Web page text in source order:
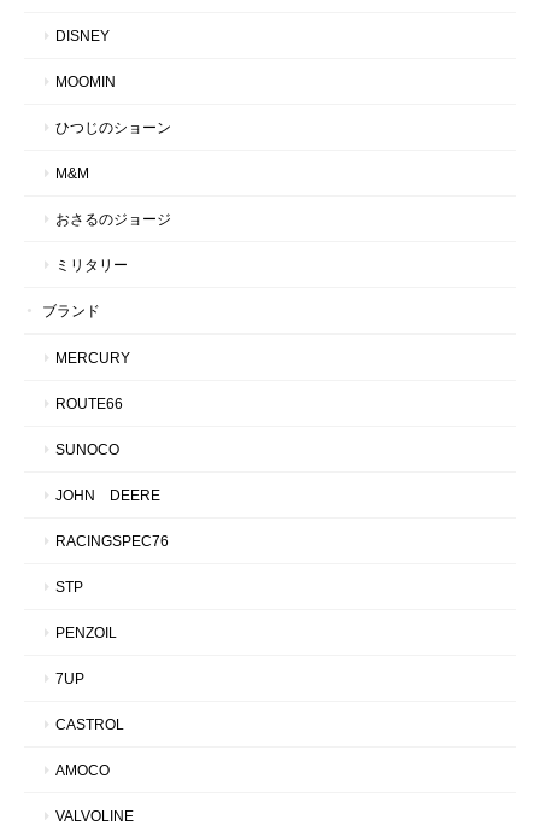
DISNEY
MOOMIN
ひつじのショーン
M&M
おさるのジョージ
ミリタリー
ブランド
MERCURY
ROUTE66
SUNOCO
JOHN DEERE
RACINGSPEC76
STP
PENZOIL
7UP
CASTROL
AMOCO
VALVOLINE